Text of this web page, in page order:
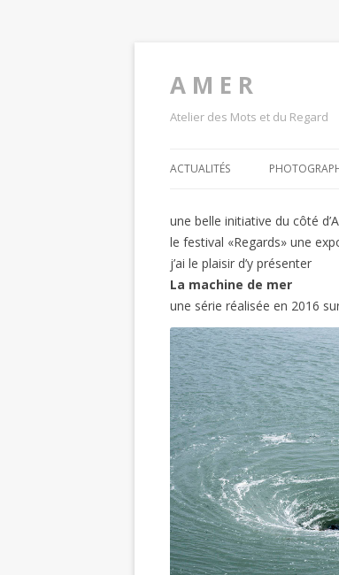
A M E R
Atelier des Mots et du Regard
ACTUALITÉS
une belle initiative du côté
le festival «Regards» une
j’ai le plaisir d’y présenter
La machine de mer
une série réalisée en 2016